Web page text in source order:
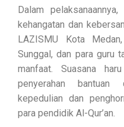
Dalam
kehangatan dan
LAZISMU Kota
Sunggal, dan para guru
manfaat. Suasana
penyerahan
kepedulian dan
para pendidik Al-Qur’an.